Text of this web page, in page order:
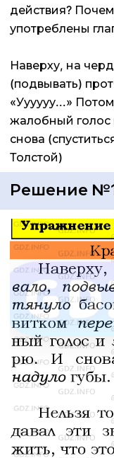
действия?
употреблены
Наверху, на
(подвывать)
«Уууууу...»
жалобный голос
снова
Толстой)
Решение №1